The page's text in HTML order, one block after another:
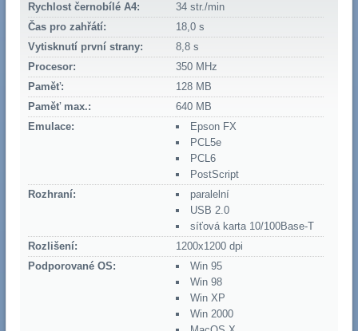
Rychlost černobílé A4:
34 str./min
Čas pro zahřátí:
18,0 s
Vytisknutí první strany:
8,8 s
Procesor:
350 MHz
Paměť:
128 MB
Paměť max.:
640 MB
Emulace:
Epson FX
PCL5e
PCL6
PostScript
Rozhraní:
paralelní
USB 2.0
síťová karta 10/100Base-T
Rozlišení:
1200x1200 dpi
Podporované OS:
Win 95
Win 98
Win XP
Win 2000